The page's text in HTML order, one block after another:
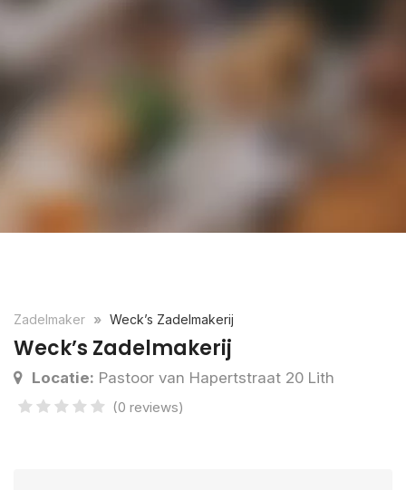
Zadelmaker Weck’s Zadelmakerij
Weck’s Zadelmakerij
Locatie: Pastoor van Hapertstraat 20 Lith
(0 reviews)